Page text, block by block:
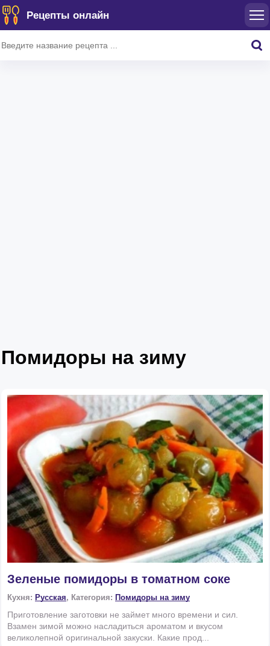
Рецепты онлайн
Помидоры на зиму
Зеленые помидоры в томатном соке
Кухня: Русская, Категория: Помидоры на зиму
Приготовление заготовки не займет много времени и сил.
Взамен зимой можно насладиться ароматом и вкусом
великолепной оригинальной закуски. Какие прод...